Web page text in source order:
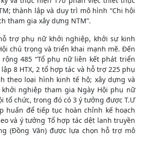
thành lập và duy trì mô hình “Chi hội
tham gia xây dựng NTM”.
trợ phụ nữ khởi nghiệp, khởi sự kinh
chú trọng và triển khai mạnh mẽ. Đến
485 “Tổ phụ nữ liên kết phát triển
8 HTX, 2 tổ hợp tác và hỗ trợ 225 phụ
theo loại hình kinh tế hộ; xây dựng và
nghiệp tham gia Ngày Hội phụ nữ
tổ chức, trong đó có 3 ý tưởng được T.Ư
huấn để tiếp tục hoàn chỉnh kế hoạch
và ý tưởng Tổ hợp tác dệt lanh truyền
(Đồng Văn) được lựa chọn hỗ trợ mô